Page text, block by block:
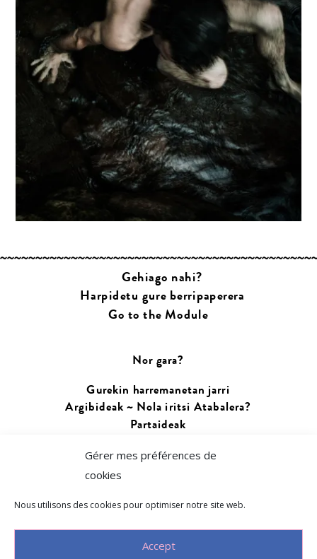
Gérer mes préférences de
cookies
Nous utilisons des cookies pour optimiser notre site web.
Accept
Gehiago nahi?
Harpidetu gure berripaperera
Go to the Module
Nor gara?
Gurekin harremanetan jarri
Argibideak ~ Nola iritsi Atabalera?
Partaideak
Aldatu hizkuntza: